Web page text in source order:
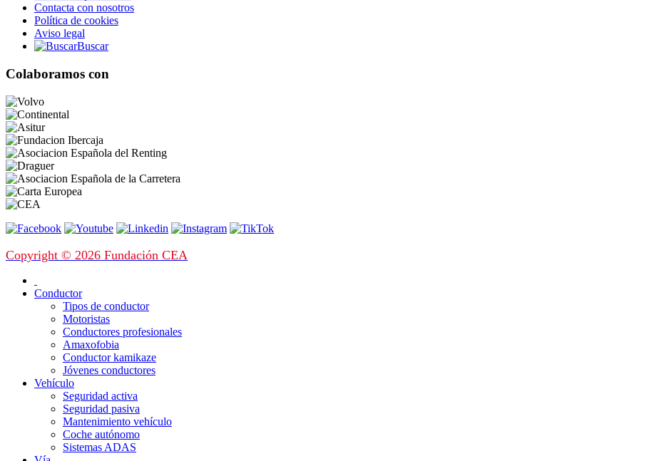
Contacta con nosotros
Política de cookies
Aviso legal
Buscar
Colaboramos con
Copyright © 2026 Fundación CEA
Conductor
Tipos de conductor
Motoristas
Conductores profesionales
Amaxofobia
Conductor kamikaze
Jóvenes conductores
Vehículo
Seguridad activa
Seguridad pasiva
Mantenimiento vehículo
Coche autónomo
Sistemas ADAS